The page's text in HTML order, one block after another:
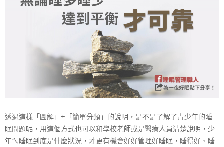
透過這樣「圖解」+「簡單分類」的說明，是不是了解了青少年的睡
眠問題呢，用這個方式也可以和學校老師或是醫療人員清楚說明，少
年ㄟ睡眠到底是什麼狀況，才更有機會好好管理好睡眠，睡得好、睡